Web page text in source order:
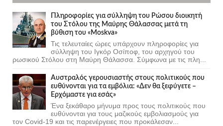
Πληροφορίες για σύλληψη του Ρώσου διοικητή
του Στόλου της Mαύρης Θάλασσας μετά τη
βύθιση του «Moskva»
Τις τελευταίες ώρες υπάρχουν πληροφορίες για
σύλληψη του Ιγκόρ Οσίποφ, του αρχηγού του
ρωσικού Στόλου στη Μαύρη Θάλασσα. Σύμφωνα με τις πλη...
Αυστραλός γερουσιαστής στους πολιτικούς που
ευθύνονται για τα εμβόλια: «Δεν θα ξεφύγετε –
Ερχόμαστε για εσάς»
Ένα ξεκάθαρο μήνυμα προς τους πολιτικούς που
ευθύνονται για τους μαζικούς εμβολιασμούς για
τον Covid-19 και τις παρενέργειες που προκάλεσαν...